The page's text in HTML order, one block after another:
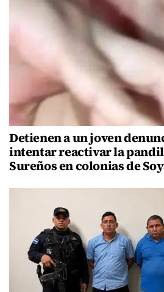
Detienen a un joven
intentar reactivar la
Sureños en colonias de